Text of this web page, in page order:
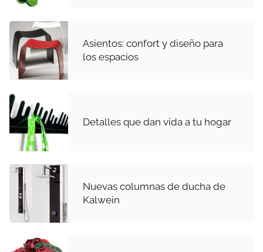
Asientos: confort y diseño para
los espacios
Detalles que dan vida a tu hogar
Nuevas columnas de ducha de
Kalwein